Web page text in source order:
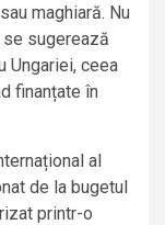
maghiară. Nu
sugerează
Ungariei, ceea
finanțate în
al
de la bugetul
printr-o